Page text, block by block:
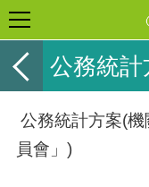
公務統計
公務統計方案(
員會」)